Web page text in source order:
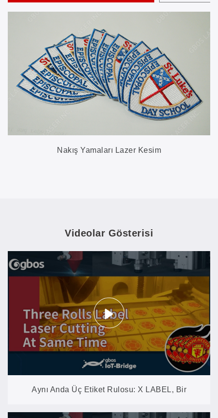
Nakış Yamaları Lazer Kesim
Videolar Gösterisi
Aynı Anda Üç Etiket Rulosu: X LABEL, Bir